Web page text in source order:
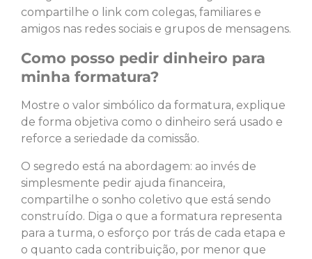
compartilhe o link com colegas, familiares e
amigos nas redes sociais e grupos de mensagens.
Como posso pedir dinheiro para
minha formatura?
Mostre o valor simbólico da formatura, explique
de forma objetiva como o dinheiro será usado e
reforce a seriedade da comissão.
O segredo está na abordagem: ao invés de
simplesmente pedir ajuda financeira,
compartilhe o sonho coletivo que está sendo
construído. Diga o que a formatura representa
para a turma, o esforço por trás de cada etapa e
o quanto cada contribuição, por menor que